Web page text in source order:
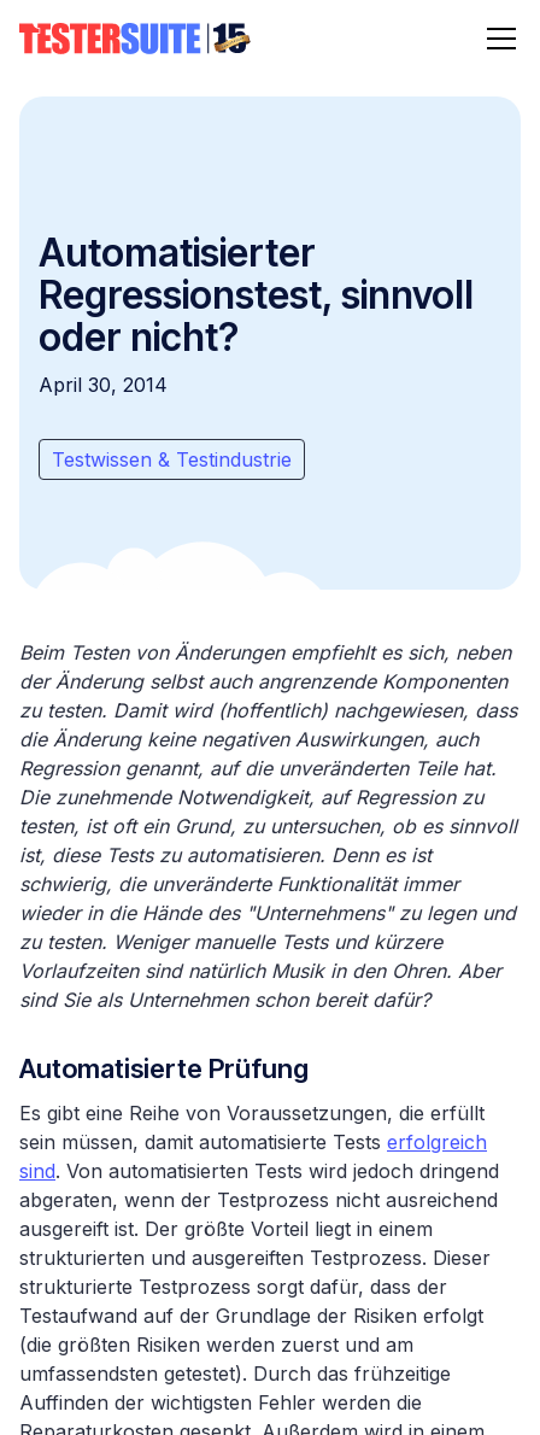
Automatisierter
Regressionstest, sinnvoll
oder nicht?
April 30, 2014
Testwissen & Testindustrie
Beim Testen von Änderungen empfiehlt es sich, neben
der Änderung selbst auch angrenzende Komponenten
zu testen. Damit wird (hoffentlich) nachgewiesen, dass
die Änderung keine negativen Auswirkungen, auch
Regression genannt, auf die unveränderten Teile hat.
Die zunehmende Notwendigkeit, auf Regression zu
testen, ist oft ein Grund, zu untersuchen, ob es sinnvoll
ist, diese Tests zu automatisieren. Denn es ist
schwierig, die unveränderte Funktionalität immer
wieder in die Hände des "Unternehmens" zu legen und
zu testen. Weniger manuelle Tests und kürzere
Vorlaufzeiten sind natürlich Musik in den Ohren. Aber
sind Sie als Unternehmen schon bereit dafür?
Automatisierte Prüfung
Es gibt eine Reihe von Voraussetzungen, die erfüllt
sein müssen, damit automatisierte Tests erfolgreich
sind. Von automatisierten Tests wird jedoch dringend
abgeraten, wenn der Testprozess nicht ausreichend
ausgereift ist. Der größte Vorteil liegt in einem
strukturierten und ausgereiften Testprozess. Dieser
strukturierte Testprozess sorgt dafür, dass der
Testaufwand auf der Grundlage der Risiken erfolgt
(die größten Risiken werden zuerst und am
umfassendsten getestet). Durch das frühzeitige
Auffinden der wichtigsten Fehler werden die